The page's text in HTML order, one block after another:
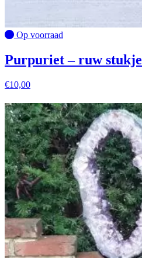
Op voorraad
Purpuriet – ruw stukje
€10,00